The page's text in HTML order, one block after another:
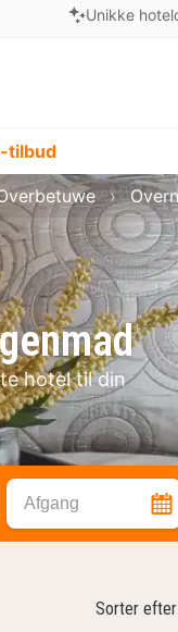
Unikke
tilbud
hotel til din
Afgang
Sorter efter